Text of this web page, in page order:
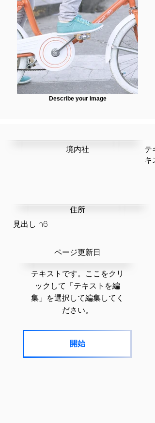
Describe your image
テ
キ
​境内社
​住所
見出し h6
​ページ更新日
テキストです。ここをクリ
ックして「テキストを編
集」を選択して編集してく
ださい。
開始